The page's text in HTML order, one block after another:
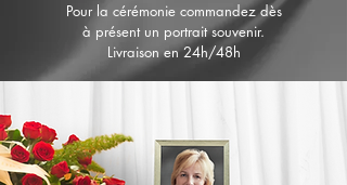
Pour la cérémonie commandez dès
à présent un portrait souvenir.
Livraison en 24h/48h